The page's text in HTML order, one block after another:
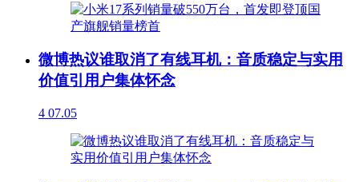
微博热议谁取消了有线耳机：音质稳定与实用
价值引用户集体怀念
4 07.05